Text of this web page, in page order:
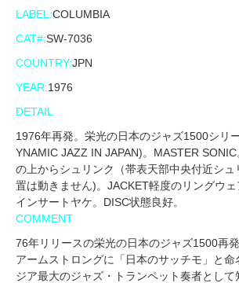
LABEL:COLUMBIA
CAT#:SW-7036
COUNTRY:JPN
YEAR:1976
DETAIL
1976年再発。栄光の日本のジャズ1500シリ
YNAMIC JAZZ IN JAPAN)。MASTER
の上からシュリンク（帯表天部中央付近シュ
置は動きません)。JACKET軽度のリングウ
インサートヤケ。DISC状態良好。
COMMENT
76年リリースの栄光の日本のジャズ1500再
アームストロングに「日本のサッチモ」と命
ジア最大のジャズ・トランペット奏者として